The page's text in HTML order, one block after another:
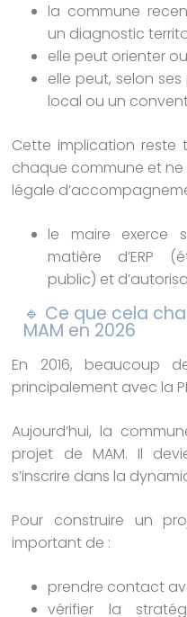
la commune
un diagnostic
elle peut orienter
elle peut, selon
local ou un
Cette implication reste
chaque commune et
légale
le maire exerce
matière d’ERP
public) et
🔹 Ce que cela
MAM en 2026
En 2016, beaucoup
principalement avec la
Aujourd’hui, la
projet de MAM. Il
s’inscrire dans la
Pour construire un
important de :
prendre contact
vérifier la